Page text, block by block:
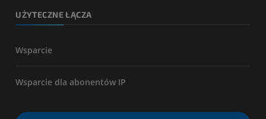
UŻYTECZNE ŁĄCZA
Wsparcie
Wsparcie dla abonentów IP